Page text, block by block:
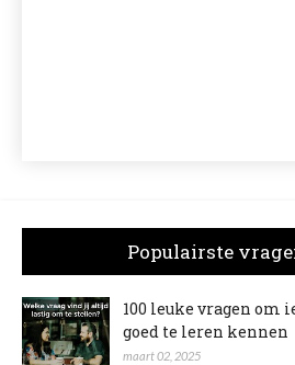
Populairste
100 leuke vragen
goed te leren kennen
maart 02, 2025